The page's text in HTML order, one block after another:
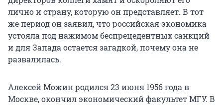
лично и страну, которую он представляет. В тот
же период он заявил, что российская экономика
устояла под нажимом беспрецедентных санкций
и для Запада остается загадкой, почему она не
развалилась.
Алексей Можин родился 23 июня 1956 года в
Москве, окончил экономический факультет МГУ. В